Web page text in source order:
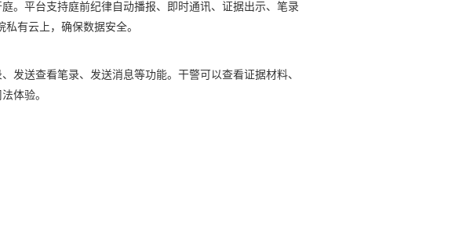
。平台支持庭前纪律自动播报、即时通讯、证据出示、笔录
有云上，确保数据安全。
送查看笔录、发送消息等功能。干警可以查看证据材料、
体验。